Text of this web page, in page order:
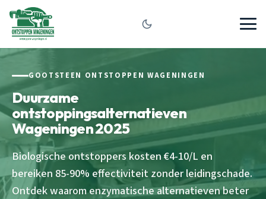
GOOTSTEEN ONTSTOPPEN WAGENINGEN
Duurzame
ontstoppingsalternatieven
Wageningen 2025
Biologische ontstoppers kosten €4-10/L en
bereiken 85-90% effectiviteit zonder leidingschade.
Ontdek waarom enzymatische alternatieven beter